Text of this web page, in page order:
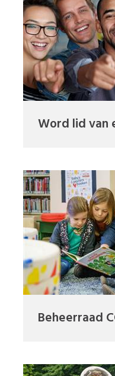
Word lid van
Beheerraad